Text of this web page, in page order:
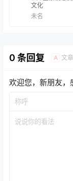
文化
未名
0 条回复 A 文
欢迎您，新朋友，